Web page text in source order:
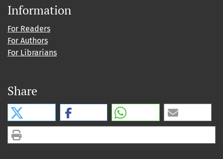
Information
For Readers
For Authors
For Librarians
Share